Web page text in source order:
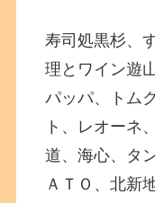
寿司処黒杉、
理とワイン遊
パッパ、トム
ト、レオーネ
道、海心、タ
ＡＴＯ、北新